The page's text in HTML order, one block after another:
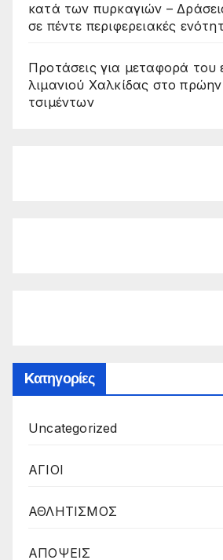
κατά των πυρκαγιών –
σε πέντε περιφερειακές
Προτάσεις για μεταφορά του
λιμανιού Χαλκίδας στο
τσιμέντων
Kατηγορίες
Uncategorized
ΑΓΙΟΙ
ΑΘΛΗΤΙΣΜΟΣ
ΑΠΟΨΕΙΣ